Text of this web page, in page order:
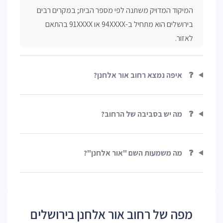
המיקוד המדויק משתנה לפי מספר הבית; במקרים רבים
בירושלים הוא מתחיל ב-94XXXX או 91XXXX בהתאם
לאזור.
❓ איפה נמצא רחוב אור אלחנן?
❓ מה יש בסביבה של הרחוב?
❓ מה משמעות השם "אור אלחנן"?
מפה של רחוב אור אלחנן בירושלים